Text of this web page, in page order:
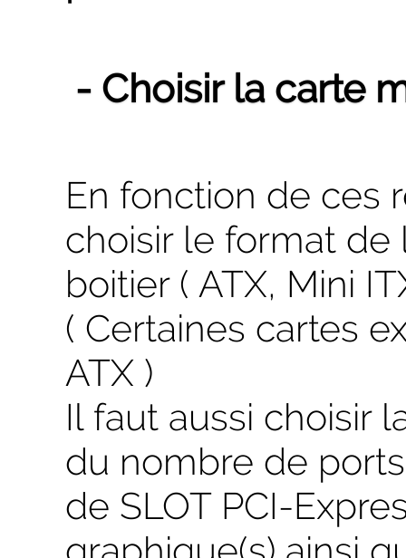
- Choisir la carte
En fonction de ces
choisir le format
boitier ( ATX, Mini
( Certaines cartes
ATX )
Il faut aussi choisir
du nombre de
de SLOT PCI-